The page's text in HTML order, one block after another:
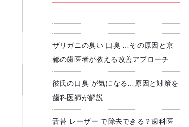
一般歯科・小児歯科 予防歯科・クリーニング
ザリガニの臭い 口臭 …その原因と京
都の歯医者が教える改善アプローチ
彼氏の口臭 が気になる…原因と対策を
歯科医師が解説
舌苔 レーザー で除去できる？歯科医